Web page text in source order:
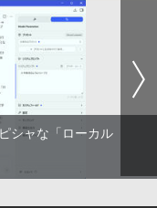
シャな「ローカル